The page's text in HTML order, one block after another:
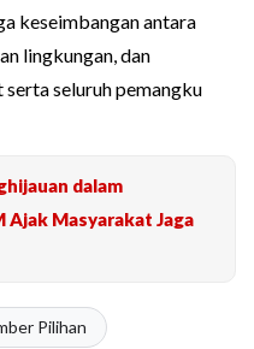
keseimbangan antara
lingkungan, dan
seluruh pemangku
dalam
Ajak Masyarakat Jaga
Pilihan